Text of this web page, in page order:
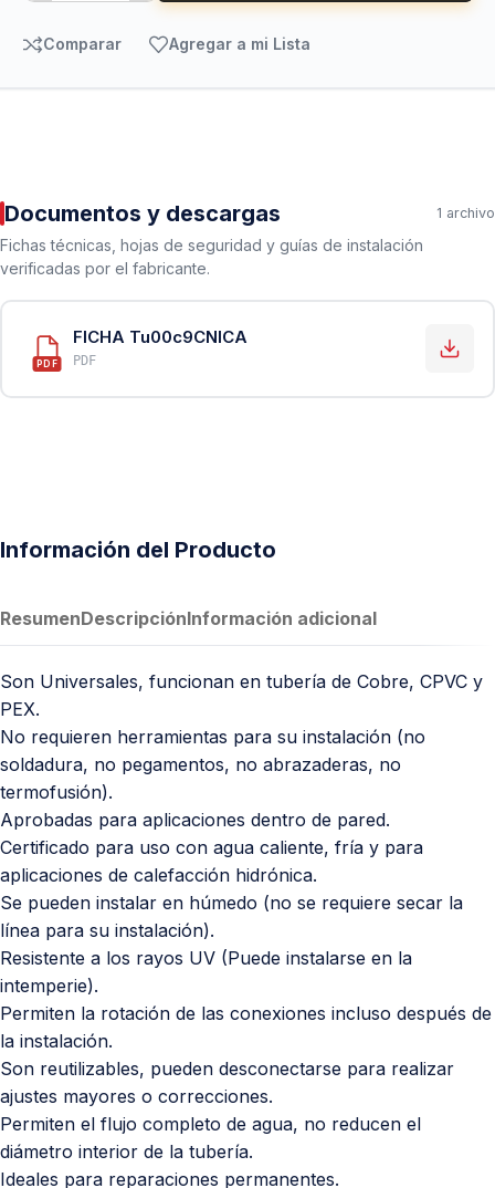
Comparar Agregar a mi Lista
Documentos y descargas 1 archivo
Fichas técnicas, hojas de seguridad y guías de instalación
verificadas por el fabricante.
PDF
FICHA Tu00c9CNICA
PDF
Información del Producto
ResumenDescripciónInformación adicional
Son Universales, funcionan en tubería de Cobre, CPVC y
PEX.
No requieren herramientas para su instalación (no
soldadura, no pegamentos, no abrazaderas, no
termofusión).
Aprobadas para aplicaciones dentro de pared.
Certificado para uso con agua caliente, fría y para
aplicaciones de calefacción hidrónica.
Se pueden instalar en húmedo (no se requiere secar la
línea para su instalación).
Resistente a los rayos UV (Puede instalarse en la
intemperie).
Permiten la rotación de las conexiones incluso después de
la instalación.
Son reutilizables, pueden desconectarse para realizar
ajustes mayores o correcciones.
Permiten el flujo completo de agua, no reducen el
diámetro interior de la tubería.
Ideales para reparaciones permanentes.